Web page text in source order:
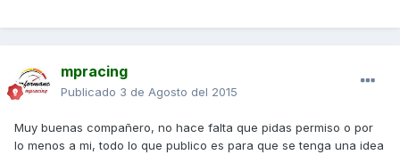
mpracing
Publicado 3 de Agosto del 2015
Muy buenas compañero, no hace falta que pidas permiso o por
lo menos a mi, todo lo que publico es para que se tenga una idea